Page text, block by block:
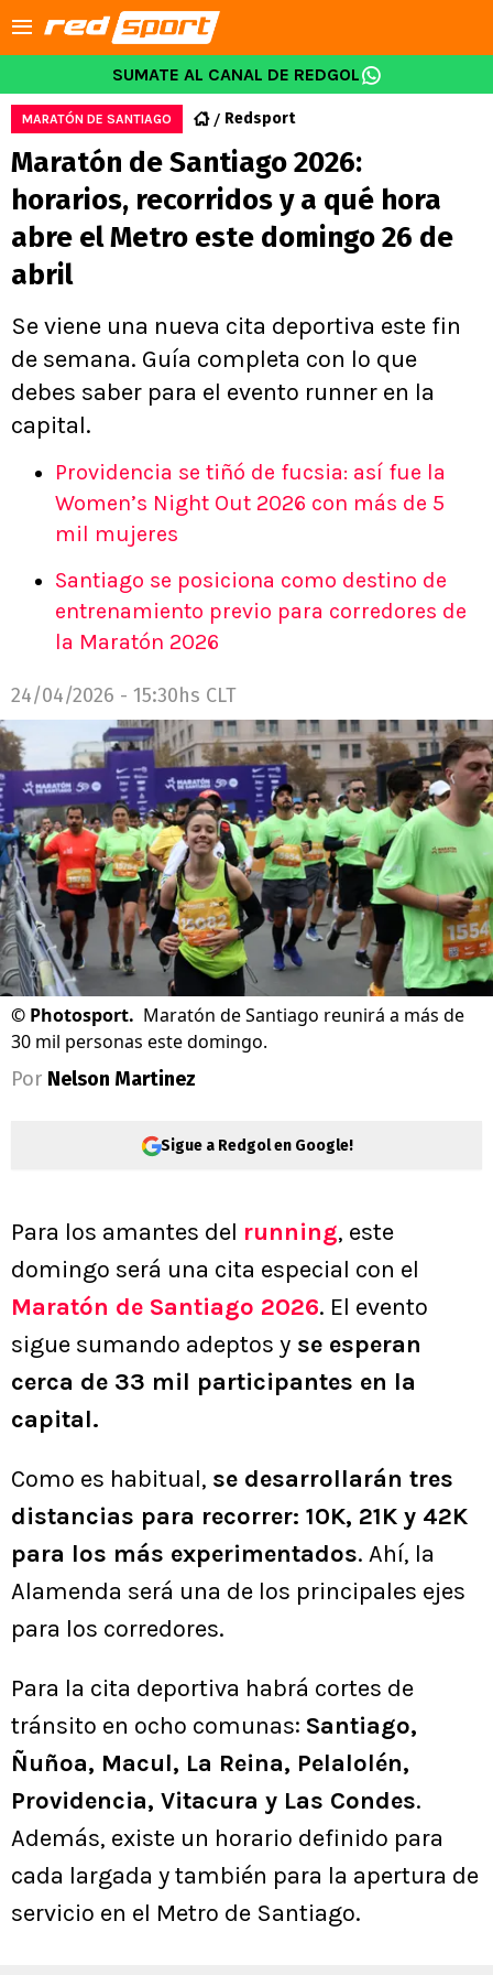
SUMATE AL CANAL DE REDGOL
MARATÓN DE SANTIAGO Redsport
Maratón de Santiago 2026:
horarios, recorridos y a qué hora
abre el Metro este domingo 26 de
abril
Se viene una nueva cita deportiva este fin
de semana. Guía completa con lo que
debes saber para el evento runner en la
capital.
Providencia se tiñó de fucsia: así fue la
Women’s Night Out 2026 con más de 5
mil mujeres
Santiago se posiciona como destino de
entrenamiento previo para corredores de
la Maratón 2026
24/04/2026 - 15:30hs CLT
© Photosport. Maratón de Santiago reunirá a más de
30 mil personas este domingo.
Por Nelson Martinez
Sigue a Redgol en Google!
Para los amantes del running, este
domingo será una cita especial con el
Maratón de Santiago 2026. El evento
sigue sumando adeptos y se esperan
cerca de 33 mil participantes en la
capital.
Como es habitual, se desarrollarán tres
distancias para recorrer: 10K, 21K y 42K
para los más experimentados. Ahí, la
Alamenda será una de los principales ejes
para los corredores.
Para la cita deportiva habrá cortes de
tránsito en ocho comunas: Santiago,
Ñuñoa, Macul, La Reina, Pelalolén,
Providencia, Vitacura y Las Condes.
Además, existe un horario definido para
cada largada y también para la apertura de
servicio en el Metro de Santiago.